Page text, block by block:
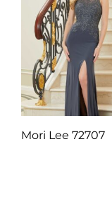
Mori Lee 72707